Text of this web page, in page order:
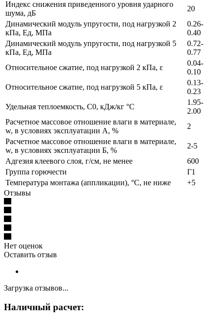
Индекс снижения приведенного уровня ударного
шума, дБ
20
Динамический модуль упругости, под нагрузкой 2
кПа, Ед, МПа
0.26-
0.40
Динамический модуль упругости, под нагрузкой 5
кПа, Ед, МПа
0.72-
0.77
Относительное сжатие, под нагрузкой 2 кПа, ε
0.04-
0.10
Относительное сжатие, под нагрузкой 5 кПа, ε
0.13-
0.23
Удельная теплоемкость, C0, кДж/кг °C
1.95-
2.00
Расчетное массовое отношение влаги в материале,
w, в условиях эксплуатации А, %
2
Расчетное массовое отношение влаги в материале,
w, в условиях эксплуатации Б, %
2-5
Адгезия клеевого слоя, г/см, не менее
600
Группа горючести
Г1
Температура монтажа (аппликации), °C, не ниже
+5
Отзывы
Нет оценок
Оставить отзыв
Загрузка отзывов...
Наличный расчет: